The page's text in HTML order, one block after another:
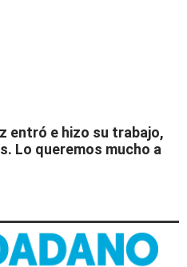
entró e hizo su trabajo,
Lo queremos mucho a